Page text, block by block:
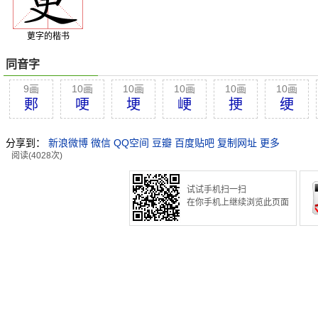
莄字的楷书
同音字
9画
郠
10画
哽
10画
埂
10画
峺
10画
挭
10画
绠
分享到： 新浪微博 微信 QQ空间 豆瓣 百度贴吧 复制网址 更多
阅读(4028次)
试试手机扫一扫
在你手机上继续浏览此页面